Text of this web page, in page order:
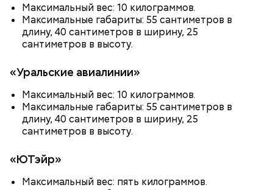
Максимальный вес: 10 килограммов.
Максимальные габариты: 55 сантиметров в
длину, 40 сантиметров в ширину, 25
сантиметров в высоту.
«Уральские авиалинии»
Максимальный вес: 10 килограммов.
Максимальные габариты: 55 сантиметров в
длину, 40 сантиметров в ширину, 25
сантиметров в высоту.
«ЮТэйр»
Максимальный вес: пять килограммов.